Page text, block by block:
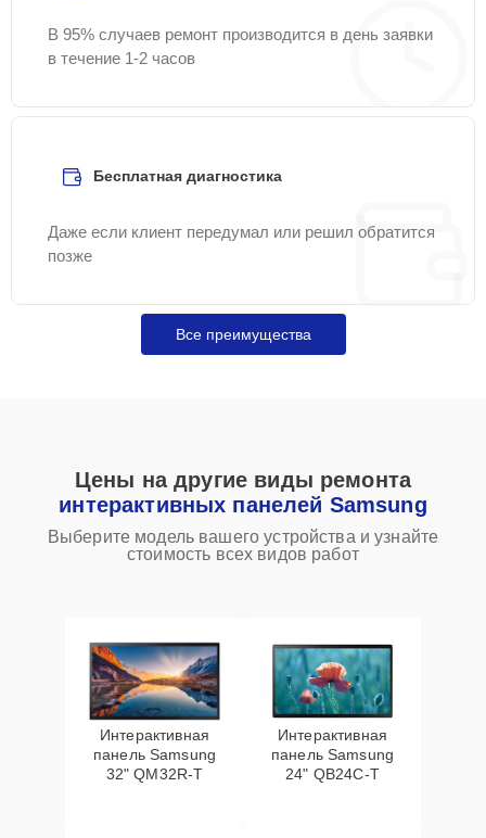
В 95% случаев ремонт производится в день заявки
в течение 1-2 часов
Бесплатная диагностика
Даже если клиент передумал или решил обратится
позже
Все преимущества
Цены на другие виды ремонта
интерактивных панелей Samsung
Выберите модель вашего устройства и узнайте
стоимость всех видов работ
Интерактивная
панель Samsung
32" QM32R-T
Интерактивная
панель Samsung
24" QB24C-T